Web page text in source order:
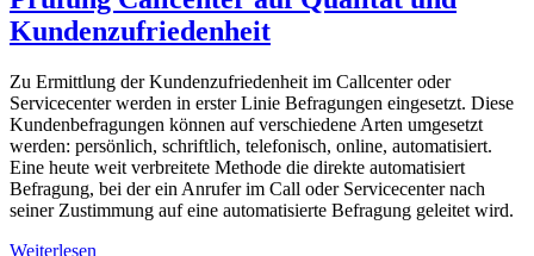
Kundenzufriedenheit
Zu Ermittlung der Kundenzufriedenheit im Callcenter oder
Servicecenter werden in erster Linie Befragungen eingesetzt. Diese
Kundenbefragungen können auf verschiedene Arten umgesetzt
werden: persönlich, schriftlich, telefonisch, online, automatisiert.
Eine heute weit verbreitete Methode die direkte automatisiert
Befragung, bei der ein Anrufer im Call oder Servicecenter nach
seiner Zustimmung auf eine automatisierte Befragung geleitet wird.
Weiterlesen